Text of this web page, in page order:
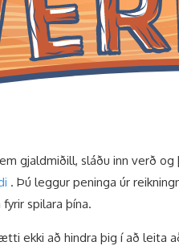
gjaldmiðill, sláðu inn verð
. Þú leggur peninga úr
spilara þína.
ekki að hindra þig í að leita